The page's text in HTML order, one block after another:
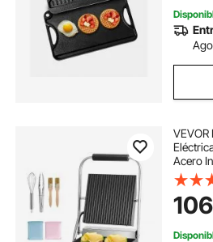
Acero
Plana
300 °C
106